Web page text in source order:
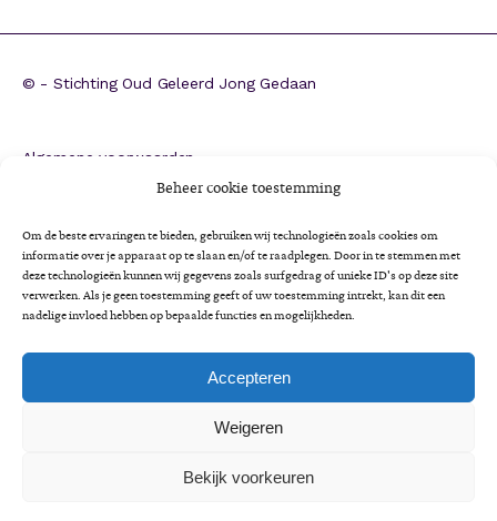
Beheer cookie toestemming
Om de beste ervaringen te bieden, gebruiken wij technologieën zoals cookies om
informatie over je apparaat op te slaan en/of te raadplegen. Door in te stemmen met
deze technologieën kunnen wij gegevens zoals surfgedrag of unieke ID's op deze site
verwerken. Als je geen toestemming geeft of uw toestemming intrekt, kan dit een
nadelige invloed hebben op bepaalde functies en mogelijkheden.
Accepteren
Weigeren
Bekijk voorkeuren
© - Stichting Oud Geleerd Jong Gedaan
Algemene voorwaarden
Colofon
Cookieverklaring
Impactrapportage 2025
Minimaregeling voor senioren
Vrijwilligersbeleid en gedragscode
LettertypeLettertype
ALettertype